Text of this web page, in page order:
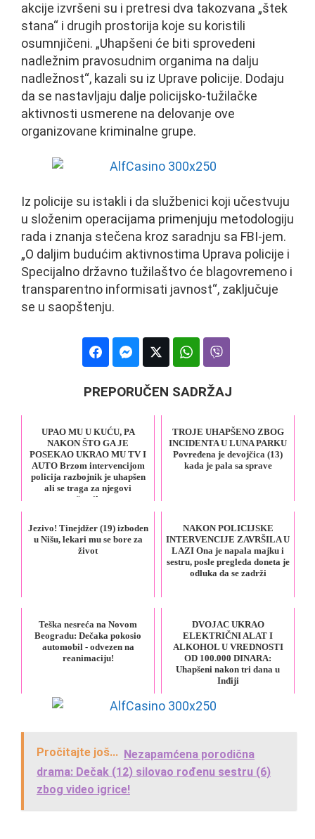
akcije izvršeni su i pretresi dva takozvana „štek
stana“ i drugih prostorija koje su koristili
osumnjičeni. „Uhapšeni će biti sprovedeni
nadležnim pravosudnim organima na dalju
nadležnost“, kazali su iz Uprave policije. Dodaju
da se nastavljaju dalje policijsko-tužilačke
aktivnosti usmerene na delovanje ove
organizovane kriminalne grupe.
Iz policije su istakli i da službenici koji učestvuju
u složenim operacijama primenjuju metodologiju
rada i znanja stečena kroz saradnju sa FBI-jem.
„O daljim budućim aktivnostima Uprava policije i
Specijalno državno tužilaštvo će blagovremeno i
transparentno informisati javnost“, zaključuje
se u saopštenju.
PREPORUČEN SADRŽAJ
UPAO MU U KUĆU, PA
NAKON ŠTO GA JE
POSEKAO UKRAO MU TV I
AUTO Brzom intervencijom
policija razbojnik je uhapšen
ali se traga za njegovi
saučesnikom
TROJE UHAPŠENO ZBOG
INCIDENTA U LUNA PARKU
Povređena je devojčica (13)
kada je pala sa sprave
Jezivo! Tinejdžer (19) izboden
u Nišu, lekari mu se bore za
život
NAKON POLICIJSKE
INTERVENCIJE ZAVRŠILA U
LAZI Ona je napala majku i
sestru, posle pregleda doneta je
odluka da se zadrži
Teška nesreća na Novom
Beogradu: Dečaka pokosio
automobil - odvezen na
reanimaciju!
DVOJAC UKRAO
ELEKTRIČNI ALAT I
ALKOHOL U VREDNOSTI
OD 100.000 DINARA:
Uhapšeni nakon tri dana u
Inđiji
Pročitajte još... Nezapamćena porodična
drama: Dečak (12) silovao rođenu sestru (6)
zbog video igrice!